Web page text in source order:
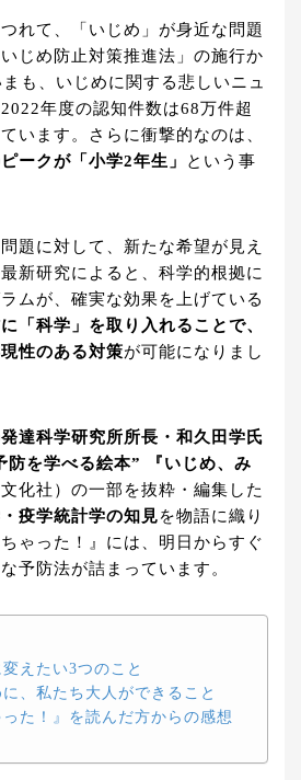
れて、「いじめ」が身近な問題
じめ防止対策推進法」の施行か
も、いじめに関する悲しいニュ
年度の認知件数は68万件超
います。さらに衝撃的なのは、
ークが「小学2年生」
という事
題に対して、新たな希望が見え
新研究によると、科学的根拠に
ムが、確実な効果を上げている
「科学」を取り入れることで、
性のある対策が可能になりまし
達科学研究所所長・和久田学氏
防を学べる絵本” 『いじめ、み
文化社）の一部を抜粋・編集した
疫学統計学の知見を物語に織り
ゃった！』には、明日からすぐ
予防法が詰まっています。
えたい3つのこと
、私たち大人ができること
た！』を読んだ方からの感想